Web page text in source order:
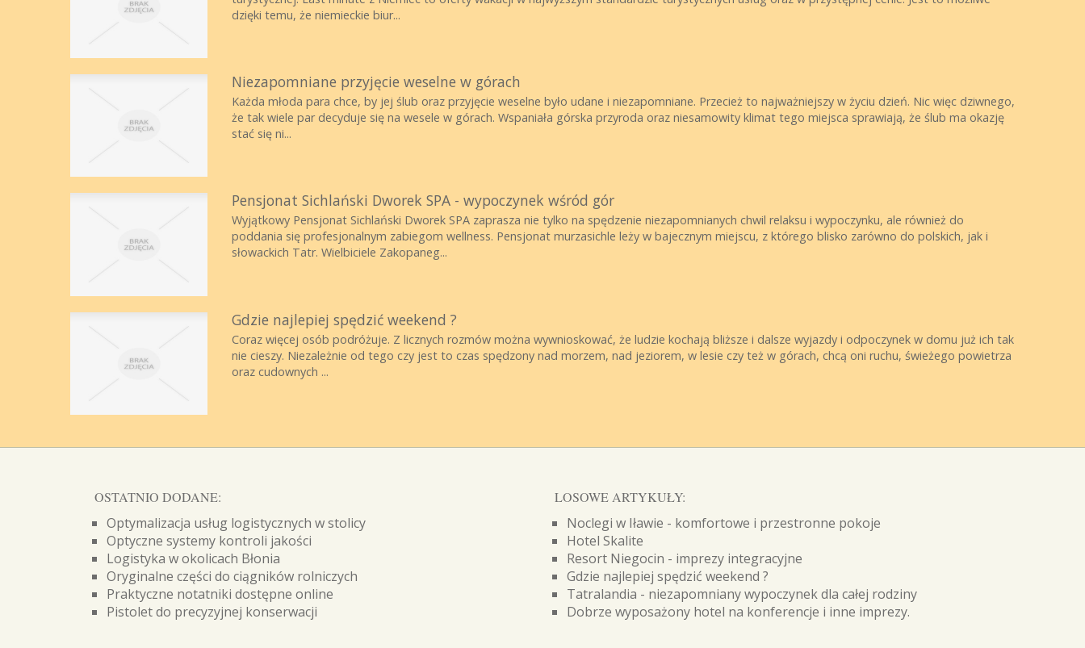
dzięki temu, że niemieckie biur...
Niezapomniane przyjęcie weselne w górach
Każda młoda para chce, by jej ślub oraz przyjęcie weselne było udane i niezapomniane. Przecież to najważniejszy w życiu dzień. Nic więc dziwnego,
że tak wiele par decyduje się na wesele w górach. Wspaniała górska przyroda oraz niesamowity klimat tego miejsca sprawiają, że ślub ma okazję
stać się ni...
Pensjonat Sichlański Dworek SPA - wypoczynek wśród gór
Wyjątkowy Pensjonat Sichlański Dworek SPA zaprasza nie tylko na spędzenie niezapomnianych chwil relaksu i wypoczynku, ale również do
poddania się profesjonalnym zabiegom wellness. Pensjonat murzasichle leży w bajecznym miejscu, z którego blisko zarówno do polskich, jak i
słowackich Tatr. Wielbiciele Zakopaneg...
Gdzie najlepiej spędzić weekend ?
Coraz więcej osób podróżuje. Z licznych rozmów można wywnioskować, że ludzie kochają bliższe i dalsze wyjazdy i odpoczynek w domu już ich tak
nie cieszy. Niezależnie od tego czy jest to czas spędzony nad morzem, nad jeziorem, w lesie czy też w górach, chcą oni ruchu, świeżego powietrza
oraz cudownych ...
OSTATNIO DODANE:
Optymalizacja usług logistycznych w stolicy
Optyczne systemy kontroli jakości
Logistyka w okolicach Błonia
Oryginalne części do ciągników rolniczych
Praktyczne notatniki dostępne online
Pistolet do precyzyjnej konserwacji
LOSOWE ARTYKUŁY:
Noclegi w Iławie - komfortowe i przestronne pokoje
Hotel Skalite
Resort Niegocin - imprezy integracyjne
Gdzie najlepiej spędzić weekend ?
Tatralandia - niezapomniany wypoczynek dla całej rodziny
Dobrze wyposażony hotel na konferencje i inne imprezy.